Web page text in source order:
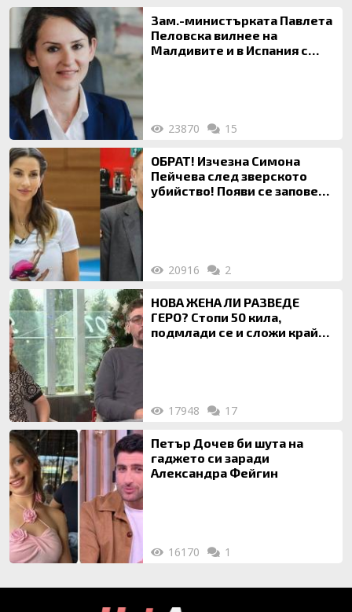
Зам.-министърката Павлета
Пеловска вилнее на
Малдивите и в Испания с
23870 15
ОБРАТ! Изчезна Симона
Пейчева след зверското
убийство! Появи се заповед
20916 2
НОВА ЖЕНА ЛИ РАЗВЕДЕ
ГЕРО? Стопи 50 кила,
подмлади се и сложи край
17948 17
Петър Дочев би шута на
гаджето си заради
Александра Фейгин
16170 1